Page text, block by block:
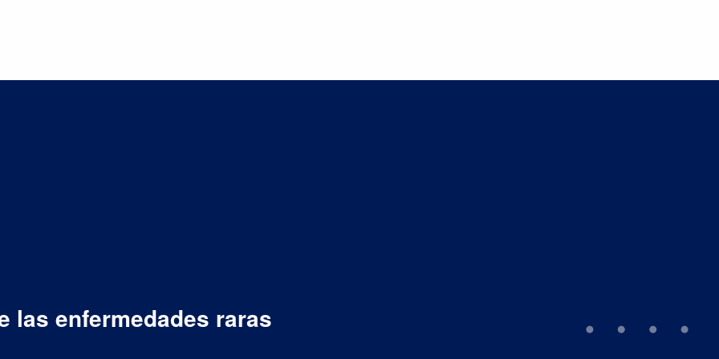
Preguntas frecuentes sobre las enfermedades raras
las enfermedades raras